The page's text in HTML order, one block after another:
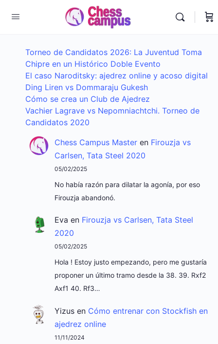
Torneo de Candidatos 2026: La Juventud Toma
Chipre en un Histórico Doble Evento
El caso Naroditsky: ajedrez online y acoso digital
Ding Liren vs Dommaraju Gukesh
Cómo se crea un Club de Ajedrez
Vachier Lagrave vs Nepomniachtchi. Torneo de
Candidatos 2020
Chess Campus Master en Firouzja vs
Carlsen, Tata Steel 2020
05/02/2025
No había razón para dilatar la agonía, por eso
Firouzja abandonó.
Eva en Firouzja vs Carlsen, Tata Steel
2020
05/02/2025
Hola ! Estoy justo empezando, pero me gustaría
proponer un último tramo desde la 38. 39. Rxf2
Axf1 40. Rf3…
Yizus en Cómo entrenar con Stockfish en
ajedrez online
11/11/2024